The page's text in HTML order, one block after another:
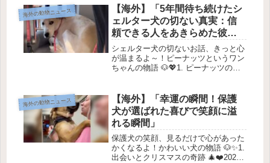
腹を空かせて外を彷徨っていたの。
今、暖かい lap（膝）と信頼できる...
海外の動物ニュース
【海外】「5年間待ち続けたシ
ェルター犬の切ない真実：信
頼できる人をあきらめた彼の
物語」
シェルター犬の切ないお話、きっと心
が温まるよ～！ピーナッツというワン
ちゃんの物語 🐶💖1. ピーナッツの紹
なたで寝転んだり、ボールで遊ぶのが
大好きな子なんだって！“ピーナ...
海外の動物ニュース
【海外】「幸運の瞬間！保護
犬が選ばれた喜びで笑顔に溢
れる瞬間」
保護犬の笑顔、見るだけで心があった
かくなるよ！かわいい犬の物語 🐶✨1.
出会いとクリスマスの奇跡 🎄❤️2022